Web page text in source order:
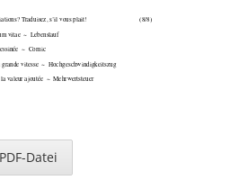
Traduisez, s’il vous plait!                                 (8/8)
vitae  ~  Lebenslauf
~  Comic
vitesse  ~  Hochgeschwindigkeitszug
valeur ajoutée  ~  Mehrwertsteuer
s’il vous plait!                                                     (4/4)
Datei